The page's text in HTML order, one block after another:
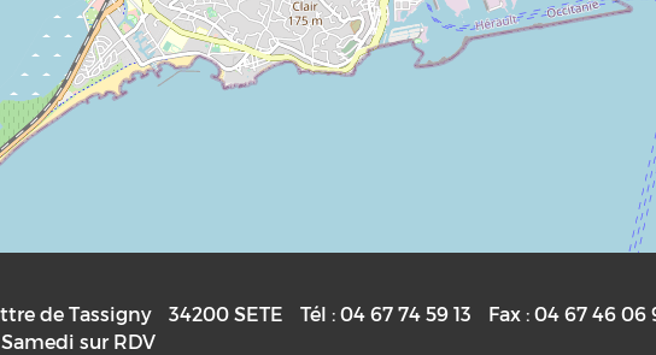
de Tassigny 34200 SETE Tél :04 67 74 59 13 Fax :04 67 46 06
Samedi sur RDV